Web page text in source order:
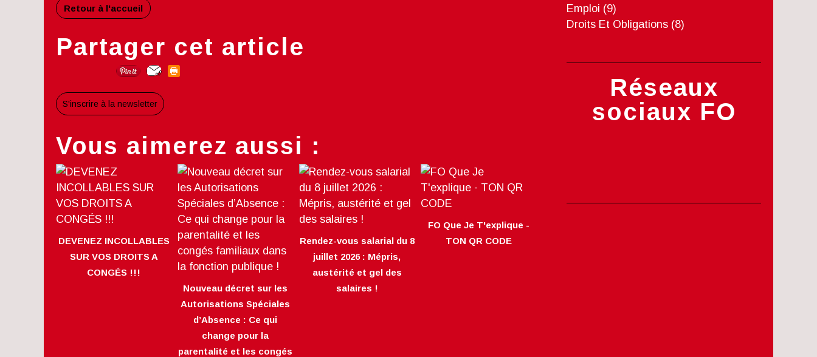
Retour à l'accueil
Partager cet article
S'inscrire à la newsletter
Vous aimerez aussi :
DEVENEZ INCOLLABLES
SUR VOS DROITS A
CONGÉS !!!
Nouveau décret sur les
Autorisations Spéciales
d’Absence : Ce qui
change pour la
parentalité et les congés
Rendez-vous salarial du 8
juillet 2026 : Mépris,
austérité et gel des
salaires !
FO Que Je T'explique -
TON QR CODE
Emploi (9)
Droits Et Obligations (8)
Réseaux
sociaux FO